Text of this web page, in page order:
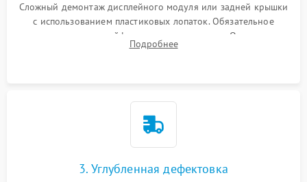
Сложный демонтаж дисплейного модуля или задней крышки
с использованием пластиковых лопаток. Обязательное
отключение шлейфов матрицы и питания. Очистка
массивной системы охлаждения от скопившейся пыли.
Подробнее
3. Углубленная дефектовка